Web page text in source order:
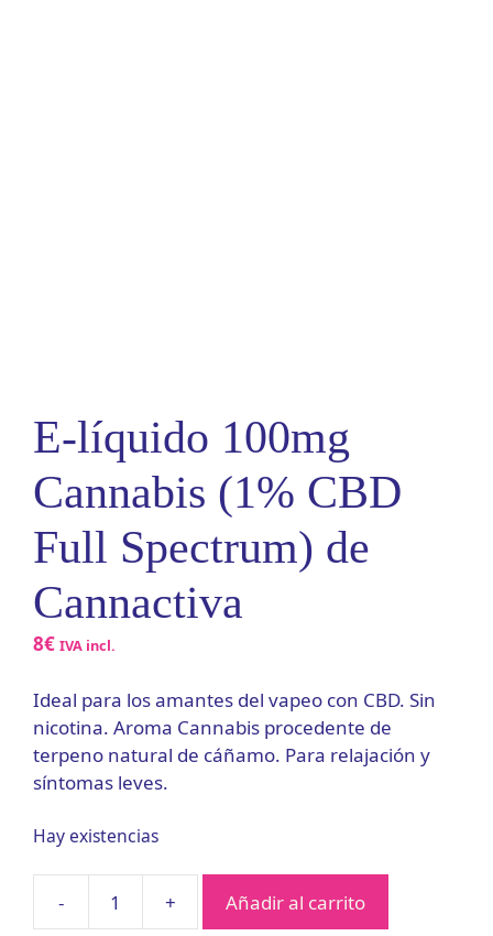
E-líquido 100mg
Cannabis (1% CBD
Full Spectrum) de
Cannactiva
8€ IVA incl.
Ideal para los amantes del vapeo con CBD. Sin
nicotina. Aroma Cannabis procedente de
terpeno natural de cáñamo. Para relajación y
síntomas leves.
Hay existencias
Añadir al carrito